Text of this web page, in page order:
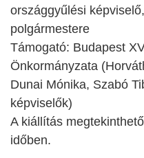
országgyűlési
polgármestere
Támogató: Budapest
Önkormányzata
Dunai Mónika, Szabó
képviselők)
A kiállítás
időben.